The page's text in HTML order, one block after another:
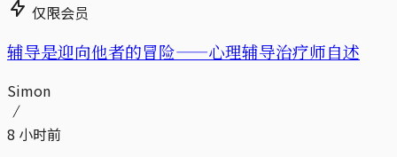
仅限会员
辅导是迎向他者的冒险——心理辅导治疗师自述
Simon
8 小时前